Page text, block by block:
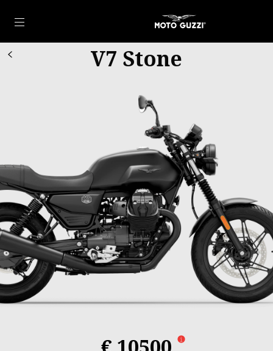
Idi na glavni izbornik
V7 Stone